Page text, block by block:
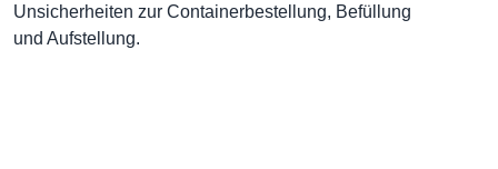
Unsicherheiten zur Containerbestellung, Befüllung
und Aufstellung.